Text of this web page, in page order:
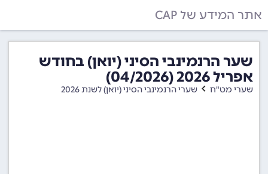
אתר המידע של CAP
שער הרנמינבי הסיני (יואן) בחודש
אפריל 2026 (04/2026)
שערי מט"ח שערי הרנמינבי הסיני (יואן) לשנת 2026